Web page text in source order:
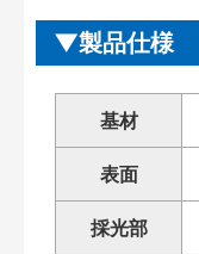
製品仕様
基材
表面
採光部